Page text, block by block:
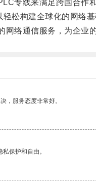
专线来满足跨国合作和
构建全球化的网络基
络通信服务，为企业的
，服务态度非常好。
保护和自由。